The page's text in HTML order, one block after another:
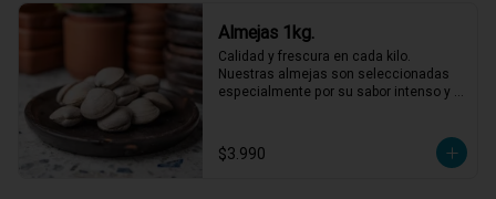
Almejas 1kg.
Calidad y frescura en cada kilo.
Nuestras almejas son seleccionadas
especialmente por su sabor intenso y
No necesitas más para disfrutar de un
sabor marino auténtico y refrescante.
$3.990